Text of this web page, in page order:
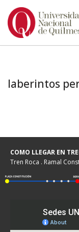
Ir
laberintos
COMO LLEGAR EN
Tren Roca . Ramal